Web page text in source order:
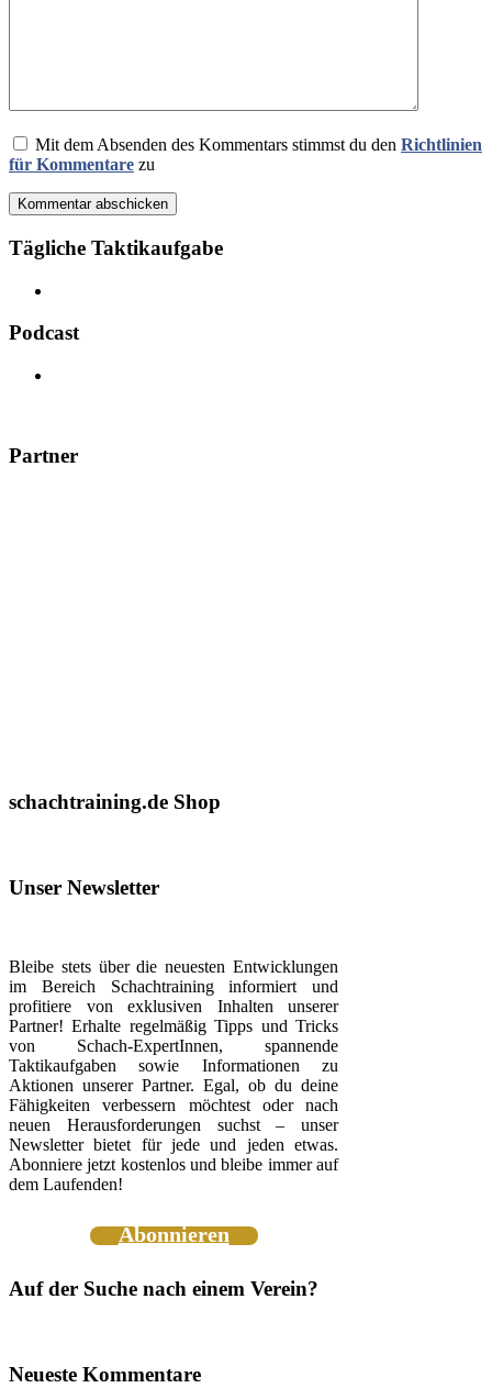
Mit dem Absenden des Kommentars stimmst du den Richtlinien
für Kommentare zu
Kommentar abschicken
Tägliche Taktikaufgabe
Podcast
Partner
schachtraining.de Shop
Unser Newsletter
Bleibe stets über die neuesten Entwicklungen
im Bereich Schachtraining informiert und
profitiere von exklusiven Inhalten unserer
Partner! Erhalte regelmäßig Tipps und Tricks
von Schach-ExpertInnen, spannende
Taktikaufgaben sowie Informationen zu
Aktionen unserer Partner. Egal, ob du deine
Fähigkeiten verbessern möchtest oder nach
neuen Herausforderungen suchst – unser
Newsletter bietet für jede und jeden etwas.
Abonniere jetzt kostenlos und bleibe immer auf
dem Laufenden!
Abonnieren
Auf der Suche nach einem Verein?
Neueste Kommentare